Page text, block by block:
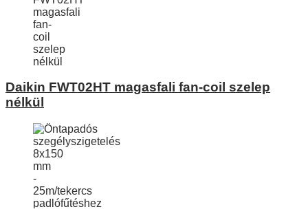
Daikin FWT02HT magasfali fan-coil szelep
nélkül